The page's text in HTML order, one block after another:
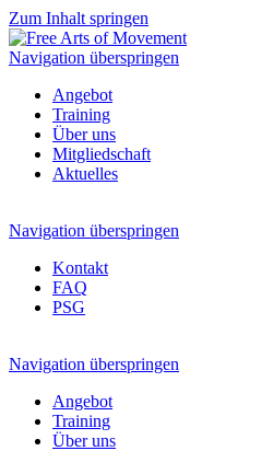
Zum Inhalt springen
Navigation überspringen
Angebot
Training
Über uns
Mitgliedschaft
Aktuelles
Navigation überspringen
Kontakt
FAQ
PSG
Navigation überspringen
Angebot
Training
Über uns